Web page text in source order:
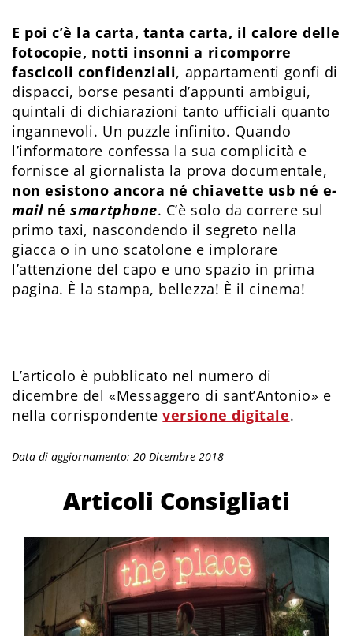
E poi c’è la carta, tanta carta, il calore delle
fotocopie, notti insonni a ricomporre
fascicoli confidenziali, appartamenti gonfi di
dispacci, borse pesanti d’appunti ambigui,
quintali di dichiarazioni tanto ufficiali quanto
ingannevoli. Un puzzle infinito. Quando
l’informatore confessa la sua complicità e
fornisce al giornalista la prova documentale,
non esistono ancora né chiavette usb né e-
mailnésmartphone. C’è solo da correre sul
primo taxi, nascondendo il segreto nella
giacca o in uno scatolone e implorare
l’attenzione del capo e uno spazio in prima
pagina. È la stampa, bellezza! È il cinema!
L’articolo è pubblicato nel numero di
dicembre del «Messaggero di sant’Antonio» e
nella corrispondenteversione digitale.
Data di aggiornamento: 20 Dicembre 2018
Articoli Consigliati